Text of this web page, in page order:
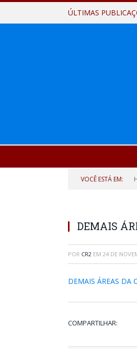
ÚLTIMAS
VOCÊ ESTÁ EM:
DEMAIS
POR CR2 EM 24 DE
DEMAIS ÁREAS
COMPARTILHAR: